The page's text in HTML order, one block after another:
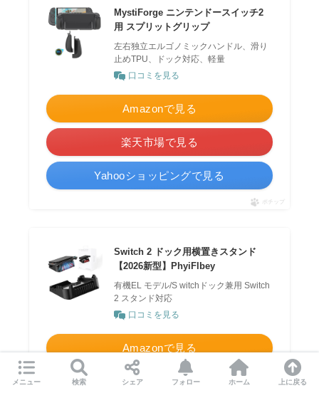
MystiForge ニンテンドースイッチ2
用 スプリットグリップ
左右独立エルゴノミックハンドル、滑り
止めTPU、ドック対応、軽量
口コミを見る
Amazonで見る
楽天市場で見る
Yahooショッピングで見る
ポチップ
Switch 2 ドック用横置きスタンド
【2026新型】PhyiFlbey
有機EL モデル/S witchドック兼用 Switch
2 スタンド対応
口コミを見る
Amazonで見る
楽天市場で見る
メニュー 検索 シェア フォロー ホーム 上に戻る